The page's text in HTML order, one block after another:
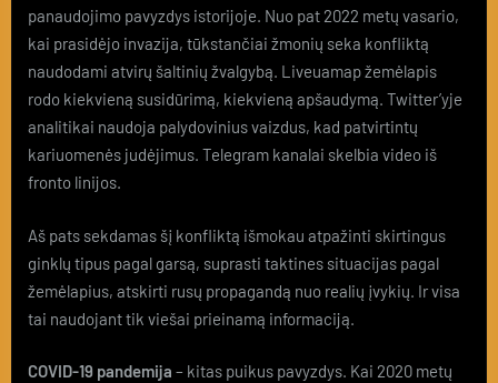
panaudojimo pavyzdys istorijoje. Nuo pat 2022 metų vasario,
kai prasidėjo invazija, tūkstančiai žmonių seka konfliktą
naudodami atvirų šaltinių žvalgybą. Liveuamap žemėlapis
rodo kiekvieną susidūrimą, kiekvieną apšaudymą. Twitter’yje
analitikai naudoja palydovinius vaizdus, kad patvirtintų
kariuomenės judėjimus. Telegram kanalai skelbia video iš
fronto linijos.
Aš pats sekdamas šį konfliktą išmokau atpažinti skirtingus
ginklų tipus pagal garsą, suprasti taktines situacijas pagal
žemėlapius, atskirti rusų propagandą nuo realių įvykių. Ir visa
tai naudojant tik viešai prieinamą informaciją.
COVID-19 pandemija – kitas puikus pavyzdys. Kai 2020 metų